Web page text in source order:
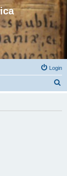
Login